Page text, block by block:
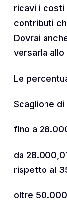
ricavi i costi
contributi
Dovrai
versarla allo
Le
Scaglione di
fino a
da
rispetto al
oltre